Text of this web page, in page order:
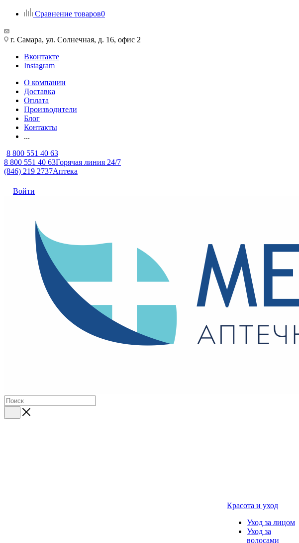
Сравнение товаров0
г. Самара, ул. Солнечная, д. 16, офис 2
Вконтакте
Instagram
О компании
Доставка
Оплата
Производители
Блог
Контакты
...
8 800 551 40 63
8 800 551 40 63Горячая линия 24/7
(846) 219 2737Аптека
Войти
Красота и уход
Уход за лицом
Уход за
волосами